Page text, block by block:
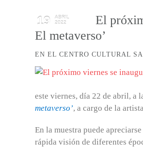
19
ABRIL
2022
El
El metaverso’
EN EL CENTRO CULTURAL
este viernes, día 22 de abril, a
metaverso’, a cargo de la
En la muestra puede
rápida visión de diferentes